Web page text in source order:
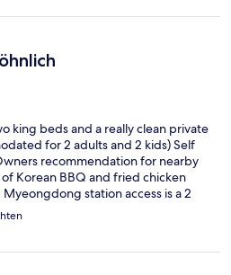
king beds and a really clean private
for 2 adults and 2 kids) Self
recommendation for nearby
Korean BBQ and fried chicken
station access is a 2
Incheon to Myeongdong
station); very very convenient
the hill behind the hotel to the